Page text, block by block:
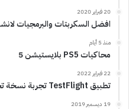
20 فبراير 2020
افضل السكربتات والبرمجيات
منذ 5 أيام
محاكيات PS5 بلايستيشن 5
22 فبراير 2022
تطبيق TestFlight تجربة نسخة تجريبية من تطبيقات ابل
19 ديسمبر 2019